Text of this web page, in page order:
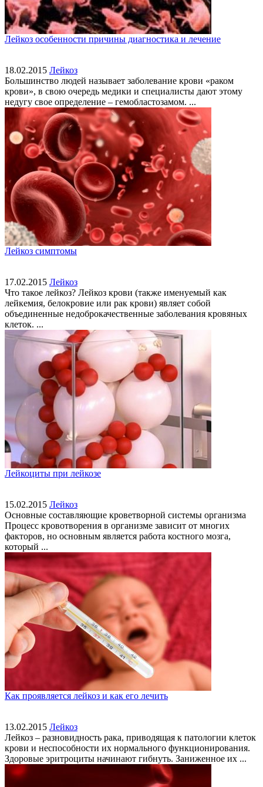
Лейкоз особенности причины диагностика и лечение
18.02.2015 Лейкоз
Большинство людей называет заболевание крови «раком
крови», в свою очередь медики и специалисты дают этому
недугу свое определение – гемобластозамом. ...
Лейкоз симптомы
17.02.2015 Лейкоз
Что такое лейкоз? Лейкоз крови (также именуемый как
лейкемия, белокровие или рак крови) являет собой
объединенные недоброкачественные заболевания кровяных
клеток. ...
Лейкоциты при лейкозе
15.02.2015 Лейкоз
Основные составляющие кроветворной системы организма
Процесс кровотворения в организме зависит от многих
факторов, но основным является работа костного мозга,
который ...
Как проявляется лейкоз и как его лечить
13.02.2015 Лейкоз
Лейкоз – разновидность рака, приводящая к патологии клеток
крови и неспособности их нормального функционирования.
Здоровые эритроциты начинают гибнуть. Заниженное их ...